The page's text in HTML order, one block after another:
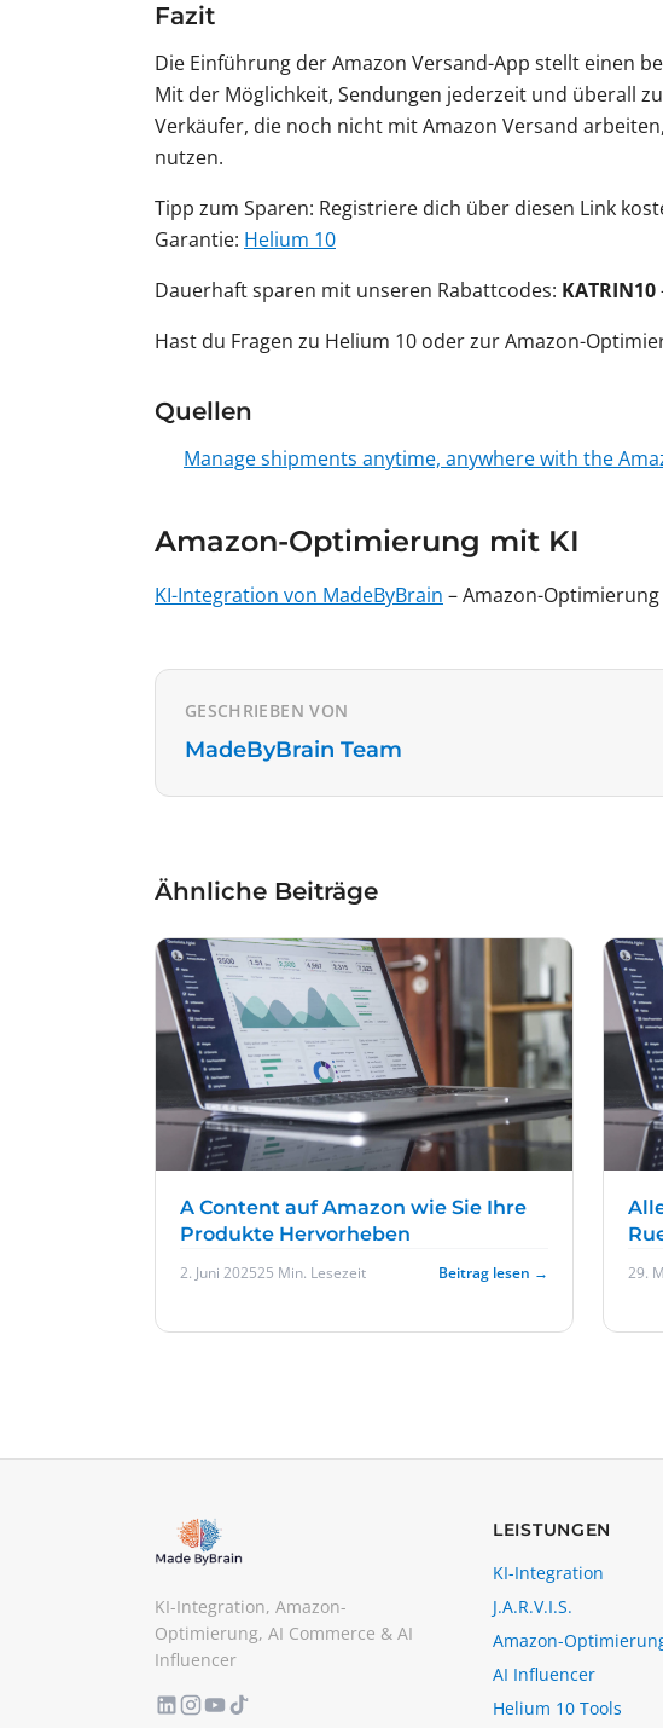
Fazit
Die Einführung der Amazon Versand-App stellt einen
Mit der Möglichkeit, Sendungen jederzeit und überall
Verkäufer, die noch nicht mit Amazon Versand
nutzen.
Tipp zum Sparen: Registriere dich über diesen Link
Garantie: Helium 10
Dauerhaft sparen mit unseren Rabattcodes: KATRIN10
Hast du Fragen zu Helium 10 oder zur Amazon-
Quellen
Manage shipments anytime, anywhere with the
Amazon-Optimierung mit KI
KI-Integration von MadeByBrain – Amazon-
GESCHRIEBEN VON
MadeByBrain Team
Ähnliche Beiträge
A Content auf Amazon wie Sie Ihre
Produkte Hervorheben
2. Juni 202525 Min. Lesezeit Beitrag lesen → 29.
KI-Integration, Amazon-
Optimierung, AI Commerce & AI
Influencer
LEISTUNGEN
KI-Integration
J.A.R.V.I.S.
Amazon-
AI Influencer
Helium 10 Tools